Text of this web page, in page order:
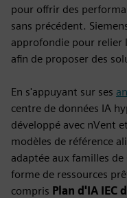
pour offrir des
sans précédent.
approfondie pour relier
afin de proposer des
En s'appuyant sur ses
centre de données IA
développé avec nVent
modèles de référence
adaptée aux familles de
forme de ressources
compris Plan d'IA IEC